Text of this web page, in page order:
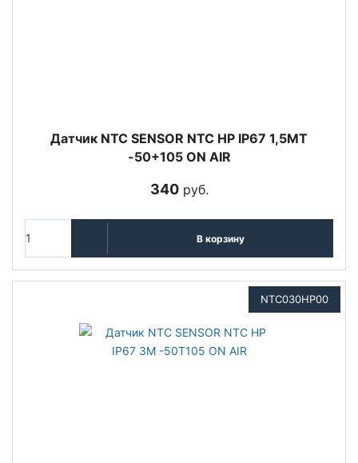
Датчик NTC SENSOR NTC HP IP67 1,5MT
-50+105 ON AIR
340руб.
В корзину
NTC030HP00